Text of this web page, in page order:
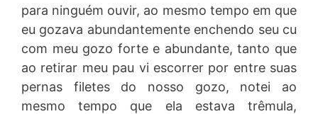
para ninguém ouvir, ao mesmo tempo em que
eu gozava abundantemente enchendo seu cu
com meu gozo forte e abundante, tanto que
ao retirar meu pau vi escorrer por entre suas
pernas filetes do nosso gozo, notei ao
mesmo tempo que ela estava trêmula,